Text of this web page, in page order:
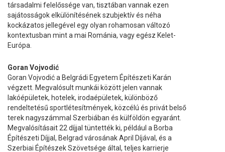
társadalmi felelőssége van, tisztában vannak ezen
sajátosságok elkülönítésének szubjektív és néha
kockázatos jellegével egy olyan rohamosan változó
kontextusban mint a mai Románia, vagy egész Kelet-
Európa.
Goran Vojvodić
Goran Vojvodić a Belgrádi Egyetem Építészeti Karán
végzett. Megvalósult munkái között jelen vannak
lakóépületek, hotelek, irodaépületek, különböző
rendeltetésű sportlétesítmények, közcélú és privát belső
terek nagyszámmal Szerbiában és külföldön egyaránt.
Megvalósításait 22 díjjal tüntették ki, például a Borba
Építészeti Díjjal, Belgrad városának April Díjával, és a
Szerbiai Építészek Szövetsége által, teljes karrierje